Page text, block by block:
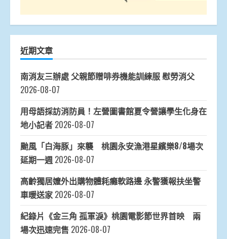
近期文章
南消友三辦處 父親節贈啡券機能訓練服 慰勞消父
2026-08-07
用母語採訪消防員！左營圖書館夏令營讓學生化身在
地小記者 2026-08-07
颱風「白海豚」來襲 桃園永安漁港星繽樂8/8場次
延期一週 2026-08-07
高齡獨居嬤外出購物體耗癱軟路邊 永警獲報扶坐警
車暖送家 2026-08-07
紀錄片《金三角 孤軍淚》桃園電影節世界首映 兩
場次迅速完售 2026-08-07